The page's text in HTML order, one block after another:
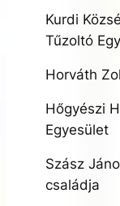
Kurdi
Tűzoltó
Horváth
Hőgyészi
Egyesület
Szász
családja